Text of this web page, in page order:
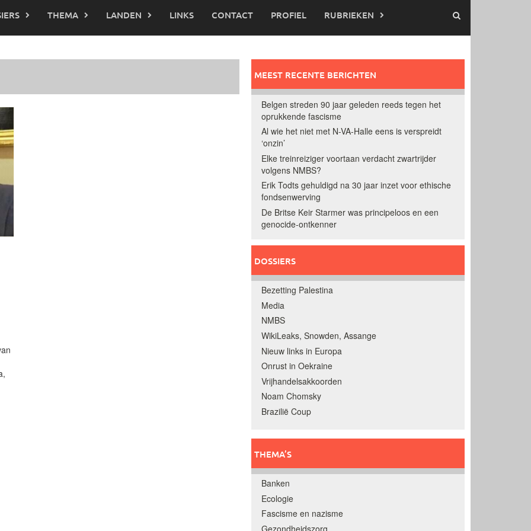
THEMA LANDEN LINKS CONTACT PROFIEL RUBRIEKEN
MEEST RECENTE BERICHTEN
Belgen streden 90 jaar geleden reeds tegen het
oprukkende fascisme
Al wie het niet met N-VA-Halle eens is verspreidt
‘onzin’
Elke treinreiziger voortaan verdacht zwartrijder
volgens NMBS?
Erik Todts gehuldigd na 30 jaar inzet voor ethische
fondsenwerving
De Britse Keir Starmer was principeloos en een
genocide-ontkenner
DOSSIERS
Bezetting Palestina
Media
NMBS
WikiLeaks, Snowden, Assange
Nieuw links in Europa
Onrust in Oekraine
Vrijhandelsakkoorden
Noam Chomsky
Brazilië Coup
THEMA’S
Banken
Ecologie
Fascisme en nazisme
Gezondheidszorg